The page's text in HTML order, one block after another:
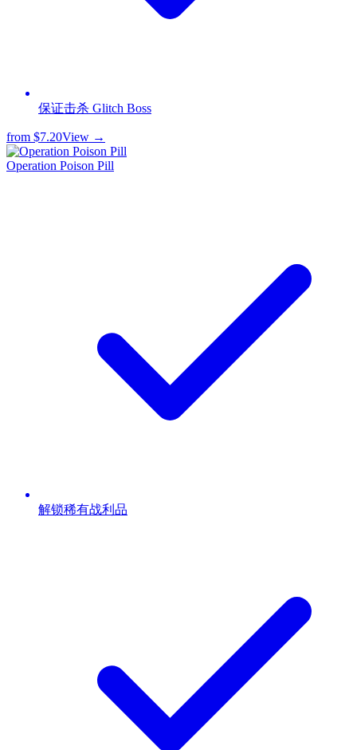
保证击杀 Glitch Boss
from $7.20View →
Operation Poison Pill
解锁稀有战利品